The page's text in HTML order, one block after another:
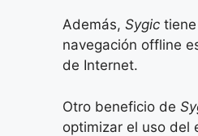
Además, Sygic
navegación offline
de Internet.
Otro beneficio de
optimizar el uso del